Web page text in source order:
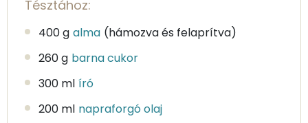
Tésztához:
400 g alma (hámozva és felaprítva)
260 g barna cukor
300 ml író
200 ml napraforgó olaj